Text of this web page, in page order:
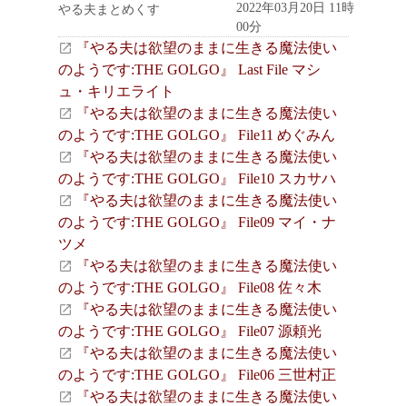
やる夫まとめくす
2022年03月20日 11時
00分
『やる夫は欲望のままに生きる魔法使い
のようです:THE GOLGO』 Last File マシ
ュ・キリエライト
『やる夫は欲望のままに生きる魔法使い
のようです:THE GOLGO』 File11 めぐみん
『やる夫は欲望のままに生きる魔法使い
のようです:THE GOLGO』 File10 スカサハ
『やる夫は欲望のままに生きる魔法使い
のようです:THE GOLGO』 File09 マイ・ナ
ツメ
『やる夫は欲望のままに生きる魔法使い
のようです:THE GOLGO』 File08 佐々木
『やる夫は欲望のままに生きる魔法使い
のようです:THE GOLGO』 File07 源頼光
『やる夫は欲望のままに生きる魔法使い
のようです:THE GOLGO』 File06 三世村正
『やる夫は欲望のままに生きる魔法使い